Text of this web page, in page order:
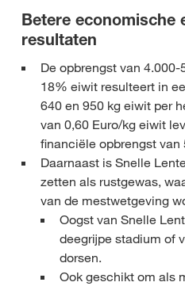
Betere economische
resultaten
De opbrengst van
18% eiwit resulteert in
640 en 950 kg eiwit per
van 0,60 Euro/kg eiwit
financiële opbrengst van
Daarnaast is Snelle
zetten als rustgewas,
van de mestwetgeving
Oogst van Snelle
deegrijpe stadium of
dorsen.
Ook geschikt om als